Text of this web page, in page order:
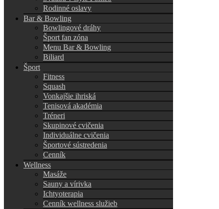
Rodinné oslavy
Bar & Bowling
Bowlingové dráhy
Šport fan zóna
Menu Bar & Bowling
Biliard
Šport
Fitness
Squash
Vonkajšie ihriská
Tenisová akadémia
Tréneri
Skupinové cvičenia
Individuálne cvičenia
Športové sústredenia
Cenník
Wellness
Masáže
Sauny a vírivka
Ichtyoterapia
Cenník wellness služieb